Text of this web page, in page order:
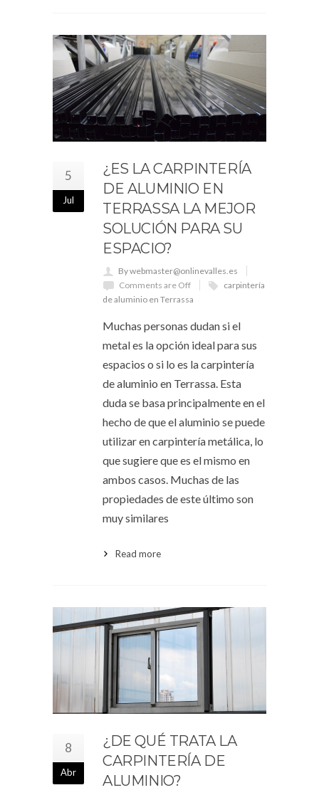
5
Jul
¿ES LA CARPINTERÍA
DE ALUMINIO EN
TERRASSA LA MEJOR
SOLUCIÓN PARA SU
ESPACIO?
By webmaster@onlinevalles.es
Comments are Off
carpintería
de aluminio en Terrassa
Muchas personas dudan si el
metal es la opción ideal para sus
espacios o si lo es la carpintería
de aluminio en Terrassa. Esta
duda se basa principalmente en el
hecho de que el aluminio se puede
utilizar en carpintería metálica, lo
que sugiere que es el mismo en
ambos casos. Muchas de las
propiedades de este último son
muy similares
Read more
8
Abr
¿DE QUÉ TRATA LA
CARPINTERÍA DE
ALUMINIO?